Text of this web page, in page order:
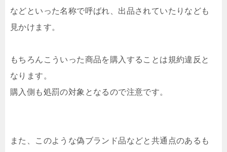
などといった名称で呼ばれ、出品されていたりなども
見かけます。
もちろんこういった商品を購入することは規約違反と
なります。
購入側も処罰の対象となるので注意です。
また、このような偽ブランド品などと共通点のあるも